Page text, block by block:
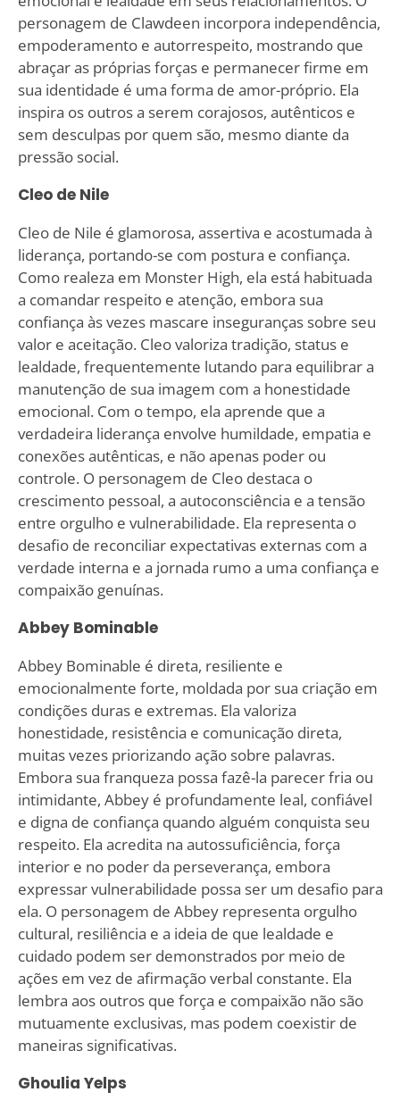
personagem de Clawdeen incorpora independência,
empoderamento e autorrespeito, mostrando que
abraçar as próprias forças e permanecer firme em
sua identidade é uma forma de amor-próprio. Ela
inspira os outros a serem corajosos, autênticos e
sem desculpas por quem são, mesmo diante da
pressão social.
Cleo de Nile
Cleo de Nile é glamorosa, assertiva e acostumada à
liderança, portando-se com postura e confiança.
Como realeza em Monster High, ela está habituada
a comandar respeito e atenção, embora sua
confiança às vezes mascare inseguranças sobre seu
valor e aceitação. Cleo valoriza tradição, status e
lealdade, frequentemente lutando para equilibrar a
manutenção de sua imagem com a honestidade
emocional. Com o tempo, ela aprende que a
verdadeira liderança envolve humildade, empatia e
conexões autênticas, e não apenas poder ou
controle. O personagem de Cleo destaca o
crescimento pessoal, a autoconsciência e a tensão
entre orgulho e vulnerabilidade. Ela representa o
desafio de reconciliar expectativas externas com a
verdade interna e a jornada rumo a uma confiança e
compaixão genuínas.
Abbey Bominable
Abbey Bominable é direta, resiliente e
emocionalmente forte, moldada por sua criação em
condições duras e extremas. Ela valoriza
honestidade, resistência e comunicação direta,
muitas vezes priorizando ação sobre palavras.
Embora sua franqueza possa fazê-la parecer fria ou
intimidante, Abbey é profundamente leal, confiável
e digna de confiança quando alguém conquista seu
respeito. Ela acredita na autossuficiência, força
interior e no poder da perseverança, embora
expressar vulnerabilidade possa ser um desafio para
ela. O personagem de Abbey representa orgulho
cultural, resiliência e a ideia de que lealdade e
cuidado podem ser demonstrados por meio de
ações em vez de afirmação verbal constante. Ela
lembra aos outros que força e compaixão não são
mutuamente exclusivas, mas podem coexistir de
maneiras significativas.
Ghoulia Yelps